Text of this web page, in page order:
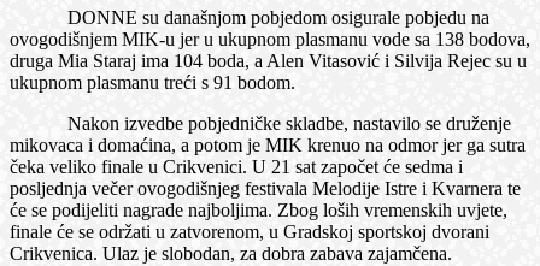
DONNE su današnjom pobjedom osigurale pobjedu na
ovogodišnjem MIK-u jer u ukupnom plasmanu vode sa 138 bodova,
druga Mia Staraj ima 104 boda, a Alen Vitasović i Silvija Rejec su u
ukupnom plasmanu treći s 91 bodom.
Nakon izvedbe pobjedničke skladbe, nastavilo se druženje
mikovaca i domaćina, a potom je MIK krenuo na odmor jer ga sutra
čeka veliko finale u Crikvenici. U 21 sat započet će sedma i
posljednja večer ovogodišnjeg festivala Melodije Istre i Kvarnera te
će se podijeliti nagrade najboljima. Zbog loših vremenskih uvjete,
finale će se održati u zatvorenom, u Gradskoj sportskoj dvorani
Crikvenica. Ulaz je slobodan, za dobra zabava zajamčena.